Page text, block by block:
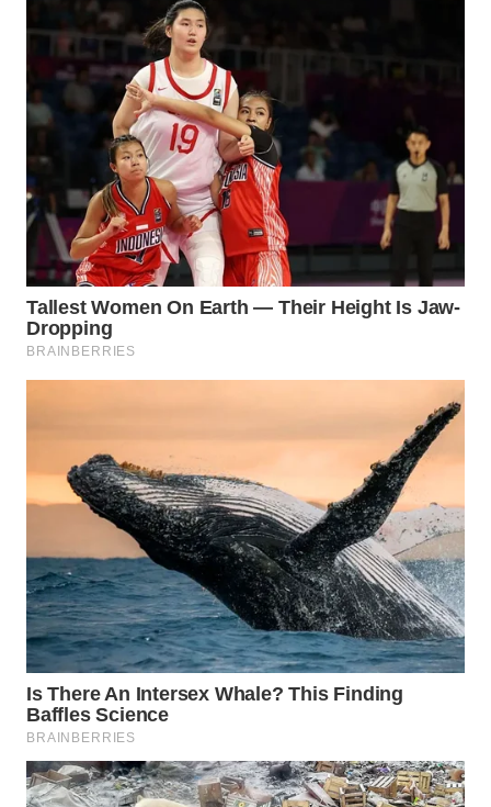
SUMEDANG
WN
CIANJUR
KEPULAUAN
SERIBU
WN
TANGERANG
WN
CIREBON
WN
INDRAMAYU
WN
KUNINGAN
WN
MAJALENGKA
SUBANG